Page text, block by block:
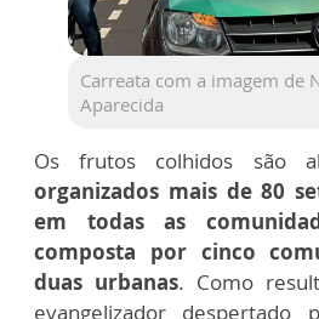
Carreata com a imagem de
Aparecida
Os frutos colhidos são
organizados mais de 80
em todas as
composta por cinco
duas urbanas. Como
evangelizador despertado